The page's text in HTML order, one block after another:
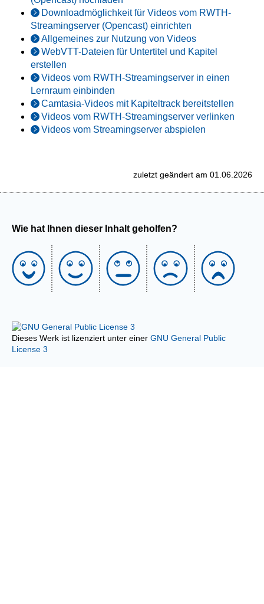
Downloadmöglichkeit für Videos vom RWTH-
Streamingserver (Opencast) einrichten
Allgemeines zur Nutzung von Videos
WebVTT-Dateien für Untertitel und Kapitel
erstellen
Videos vom RWTH-Streamingserver in einen
Lernraum einbinden
Camtasia-Videos mit Kapiteltrack bereitstellen
Videos vom RWTH-Streamingserver verlinken
Videos vom Streamingserver abspielen
zuletzt geändert am 01.06.2026
Wie hat Ihnen dieser Inhalt geholfen?
Dieses Werk ist lizenziert unter einer GNU General Public
License 3